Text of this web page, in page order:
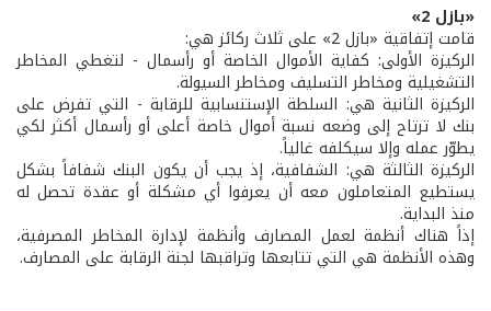
«بازل 2»
قامت إتفاقية «بازل 2» على ثلاث ركائز هي:
الركيزة الأولى: كفاية الأموال الخاصة أو رأسمال - لتغطي المخاطر
التشغيلية ومخاطر التسليف ومخاطر السيولة.
الركيزة الثانية هي: السلطة الإستنسابية للرقابة - التي تفرض على
بنك لا ترتاح إلى وضعه نسبة أموال خاصة أعلى أو رأسمال أكثر لكي
يطوّر عمله وإلا سيكلفه غالياً.
الركيزة الثالثة هي: الشفافية، إذ يجب أن يكون البنك شفافاً بشكل
يستطيع المتعاملون معه أن يعرفوا أي مشكلة أو عقدة تحصل له
منذ البداية.
إذاً هناك أنظمة لعمل المصارف وأنظمة لإدارة المخاطر المصرفية،
وهذه الأنظمة هي التي تتابعها وتراقبها لجنة الرقابة على المصارف.